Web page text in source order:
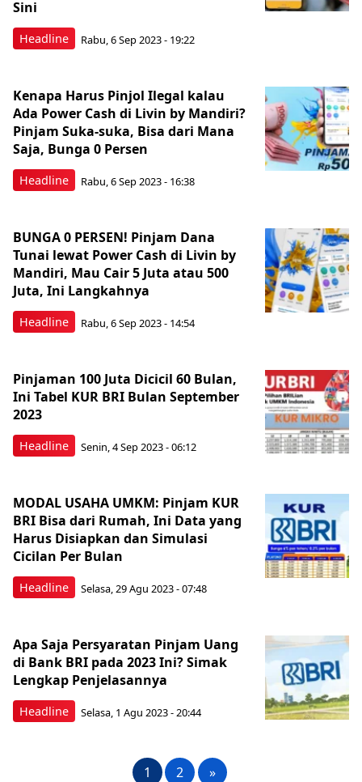
Headline
Sini
Rabu, 6 Sep 2023 - 19:22
Headline
Kenapa Harus Pinjol Ilegal kalau
Ada Power Cash di Livin by Mandiri?
Pinjam Suka-suka, Bisa dari Mana
Saja, Bunga 0 Persen
Rabu, 6 Sep 2023 - 16:38
Headline
BUNGA 0 PERSEN! Pinjam Dana
Tunai lewat Power Cash di Livin by
Mandiri, Mau Cair 5 Juta atau 500
Juta, Ini Langkahnya
Rabu, 6 Sep 2023 - 14:54
Headline
Pinjaman 100 Juta Dicicil 60 Bulan,
Ini Tabel KUR BRI Bulan September
2023
Senin, 4 Sep 2023 - 06:12
Headline
MODAL USAHA UMKM: Pinjam KUR
BRI Bisa dari Rumah, Ini Data yang
Harus Disiapkan dan Simulasi
Cicilan Per Bulan
Selasa, 29 Agu 2023 - 07:48
Headline
Apa Saja Persyaratan Pinjam Uang
di Bank BRI pada 2023 Ini? Simak
Lengkap Penjelasannya
Selasa, 1 Agu 2023 - 20:44
1 2 »